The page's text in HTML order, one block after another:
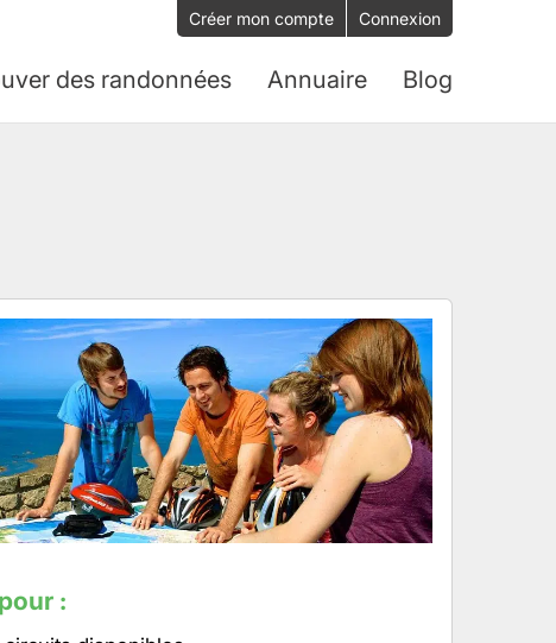
Créer mon compte Connexion
des randonnées Annuaire Blog
: